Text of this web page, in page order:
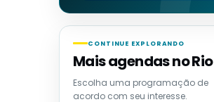
CONTINUE EXPLORANDO
Mais agendas no Rio
Escolha uma programação de
acordo com seu interesse.